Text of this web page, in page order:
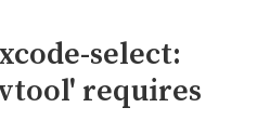
select:
requires